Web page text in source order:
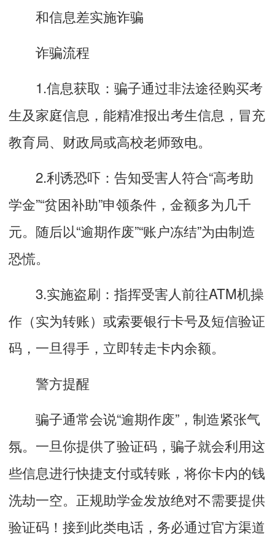
和信息差实施诈骗
诈骗流程
1.信息获取：骗子通过非法途径购买考
生及家庭信息，能精准报出考生信息，冒充
教育局、财政局或高校老师致电。
2.利诱恐吓：告知受害人符合“高考助
学金”“贫困补助”申领条件，金额多为几千
元。随后以“逾期作废”“账户冻结”为由制造
恐慌。
3.实施盗刷：指挥受害人前往ATM机操
作（实为转账）或索要银行卡号及短信验证
码，一旦得手，立即转走卡内余额。
警方提醒
骗子通常会说“逾期作废”，制造紧张气
氛。一旦你提供了验证码，骗子就会利用这
些信息进行快捷支付或转账，将你卡内的钱
洗劫一空。正规助学金发放绝对不需要提供
验证码！接到此类电话，务必通过官方渠道